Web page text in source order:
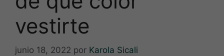
vestirte
junio 18, 2022 por Karola Sicali